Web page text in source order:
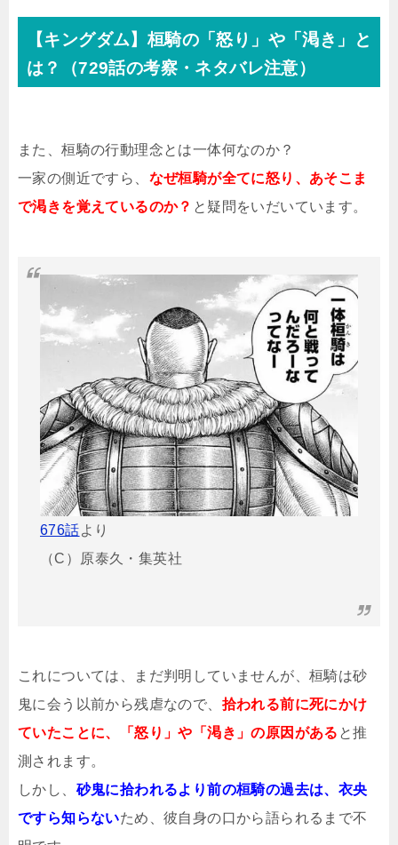
【キングダム】桓騎の「怒り」や「渇き」と
は？（729話の考察・ネタバレ注意）
また、桓騎の行動理念とは一体何なのか？
一家の側近ですら、 なぜ桓騎が全てに怒り、あそこま
で渇きを覚えているのか？ と疑問をいだいています。
676話より
（C）原泰久・集英社
これについては、まだ判明していませんが、桓騎は砂
鬼に会う以前から残虐なので、 拾われる前に死にかけ
ていたことに、「怒り」や「渇き」の原因がある と推
測されます。
しかし、 砂鬼に拾われるより前の桓騎の過去は、衣央
ですら知らないため、彼自身の口から語られるまで不